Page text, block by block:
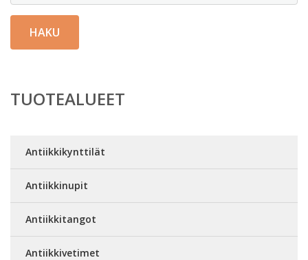
HAKU
TUOTEALUEET
Antiikkikynttilät
Antiikkinupit
Antiikkitangot
Antiikkivetimet